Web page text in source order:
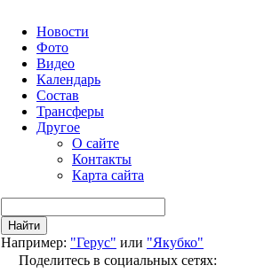
Новости
Фото
Видео
Календарь
Состав
Трансферы
Другое
О сайте
Контакты
Карта сайта
Найти
Например: "Герус" или "Якубко"
Поделитесь в социальных сетях: